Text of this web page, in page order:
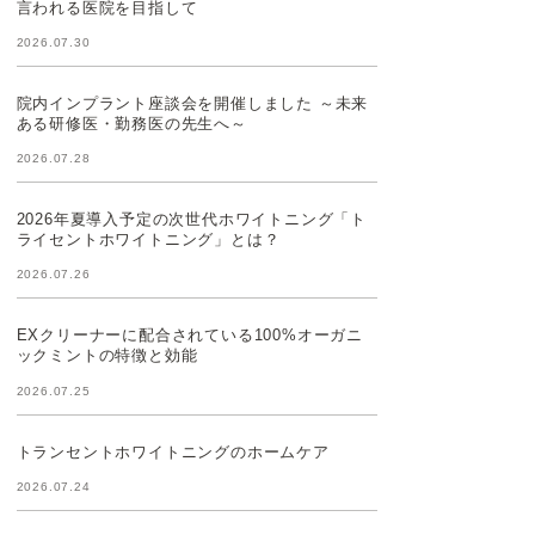
言われる医院を目指して
2026.07.30
院内インプラント座談会を開催しました ～未来
ある研修医・勤務医の先生へ～
2026.07.28
2026年夏導入予定の次世代ホワイトニング「ト
ライセントホワイトニング」とは？
2026.07.26
EXクリーナーに配合されている100%オーガニ
ックミントの特徴と効能
2026.07.25
トランセントホワイトニングのホームケア
2026.07.24